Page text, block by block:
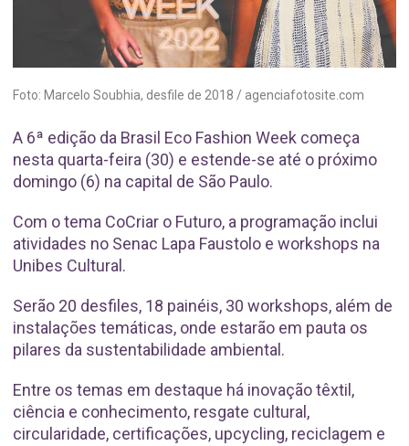
Foto: Marcelo Soubhia, desfile de 2018 / agenciafotosite.com
A 6ª edição da Brasil Eco Fashion Week começa
nesta quarta-feira (30) e estende-se até o próximo
domingo (6) na capital de São Paulo.
Com o tema CoCriar o Futuro, a programação inclui
atividades no Senac Lapa Faustolo e workshops na
Unibes Cultural.
Serão 20 desfiles, 18 painéis, 30 workshops, além de
instalações temáticas, onde estarão em pauta os
pilares da sustentabilidade ambiental.
Entre os temas em destaque há inovação têxtil,
ciência e conhecimento, resgate cultural,
circularidade, certificações, upcycling, reciclagem e